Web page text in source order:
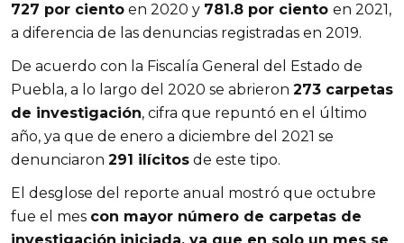
727 por ciento en 2020 y 781.8 por ciento en 2021,
a diferencia de las denuncias registradas en 2019.
De acuerdo con la Fiscalía General del Estado de
Puebla, a lo largo del 2020 se abrieron 273 carpetas
de investigación, cifra que repuntó en el último
año, ya que de enero a diciembre del 2021 se
denunciaron 291 ilícitos de este tipo.
El desglose del reporte anual mostró que octubre
fue el mes con mayor número de carpetas de